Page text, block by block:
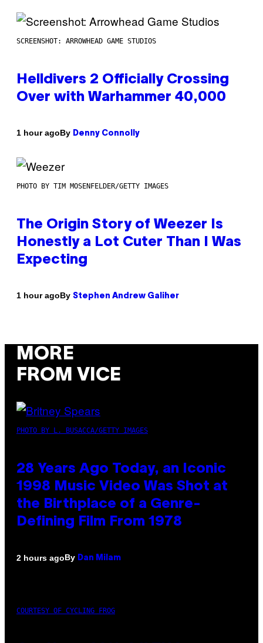
SCREENSHOT: ARROWHEAD GAME STUDIOS
Helldivers 2 Officially Crossing
Over with Warhammer 40,000
1 hour agoBy Denny Connolly
PHOTO BY TIM MOSENFELDER/GETTY IMAGES
The Origin Story of Weezer Is
Honestly a Lot Cuter Than I Was
Expecting
1 hour agoBy Stephen Andrew Galiher
MORE
FROM VICE
PHOTO BY L. BUSACCA/GETTY IMAGES
28 Years Ago Today, an Iconic
1998 Music Video Was Shot at
the Birthplace of a Genre-
Defining Film From 1978
2 hours agoBy Dan Milam
COURTESY OF CYCLING FROG